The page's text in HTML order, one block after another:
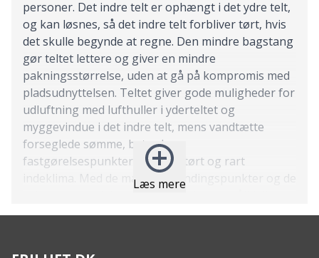
Læs mere
personer. Det indre telt er ophængt i det ydre telt,
og kan løsnes, så det indre telt forbliver tørt, hvis
det skulle begynde at regne. Den mindre bagstang
gør teltet lettere og giver en mindre
pakningsstørrelse, uden at gå på kompromis med
pladsudnyttelsen. Teltet giver gode muligheder for
udluftning med lufthuller i yderteltet og
myggevindue i det indre telt, mens vandtætte
forseglede sømme, betræk og
fastgørelsespunkter sikrer et tørt og rart
indeklima. Med de mange spændingspunkter og de
form for indkvartering, der modstår alt slags vejr.